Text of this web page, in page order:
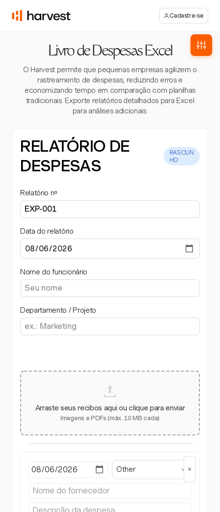
Cadastre-se
Livro de Despesas Excel
O Harvest permite que pequenas empresas agilizem o
rastreamento de despesas, reduzindo erros e
economizando tempo em comparação com planilhas
tradicionais. Exporte relatórios detalhados para Excel
para análises adicionais.
RELATÓRIO DE
DESPESAS
RASCUN
HO
Relatório nº
Data do relatório
Nome do funcionário
Departamento / Projeto
Arraste seus recibos aqui ou clique para enviar
Imagens e PDFs (máx. 10 MB cada)
Other